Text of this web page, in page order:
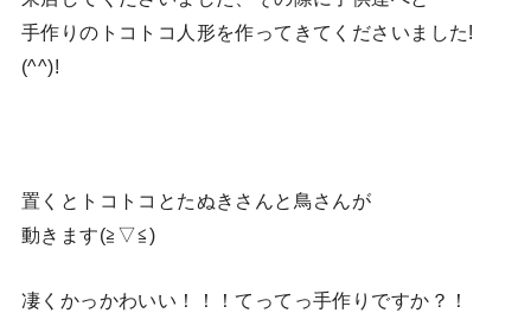
手作りのトコトコ人形を作ってきてくださいました!
(^^)!
置くとトコトコとたぬきさんと鳥さんが
動きます(≧▽≦)
凄くかっかわいい！！！てってっ手作りですか？！